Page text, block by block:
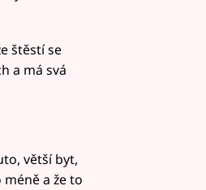
štěstí se
a má svá
větší byt,
a že to